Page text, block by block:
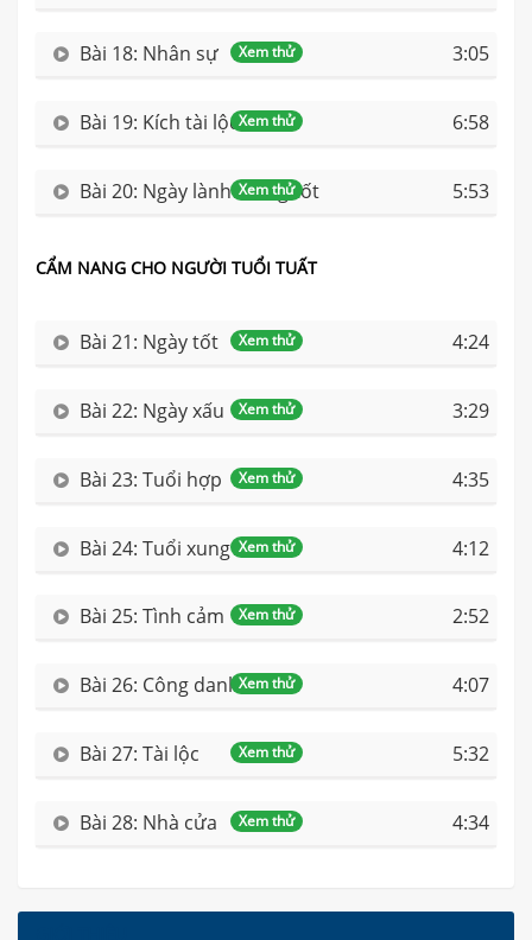
Xem thử
Bài 18: Nhân sự 3:05
Xem thử
Bài 19: Kích tài lộc 6:58
Xem thử
Bài 20: Ngày lành tháng tốt 5:53
CẨM NANG CHO NGƯỜI TUỔI TUẤT
Xem thử
Bài 21: Ngày tốt 4:24
Xem thử
Bài 22: Ngày xấu 3:29
Xem thử
Bài 23: Tuổi hợp 4:35
Xem thử
Bài 24: Tuổi xung 4:12
Xem thử
Bài 25: Tình cảm 2:52
Xem thử
Bài 26: Công danh 4:07
Xem thử
Bài 27: Tài lộc 5:32
Xem thử
Bài 28: Nhà cửa 4:34